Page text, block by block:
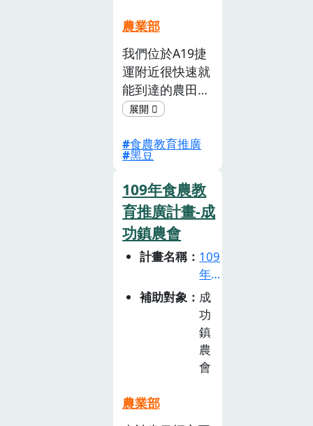
PDF
黃豆)PDF洄遊吧
有限公司扁花
鰹、鬼頭刀、黑
鰭鬚唇飛魚、雨
傘旗魚等東部季
節洄游魚類PDF
第二期社團法人
台灣兒童食育協
法人臺南市優質
農業推廣協會玉
米PDF臺南市一
群農夫農業發展
協會蓮與蓮相關
產業PDF黑皮泥
思有限公司文蛤
農業部
我們位於A19捷
運附近很快速就
能到達的農田，
進入食農體驗的
歡農村的跳板，
並結合中壢在地
傳統客家米食與
農民的黑豆，在
11月進行大豆與
農業輪作友善環
境的關係、體驗
農事採毛豆的辛
苦與自 己做客
家地瓜包地產地
地、食當季的農
業推廣，進而讓
農業用行動支持
食農教育推廣
黑豆
109年食農教
育推廣計畫-成
功鎮農會
計畫名稱
109
年
食
農
教
育
推
廣
補助對象
成
功
鎮
農
會
農業部